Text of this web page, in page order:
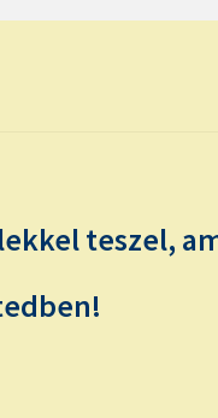
teszel,